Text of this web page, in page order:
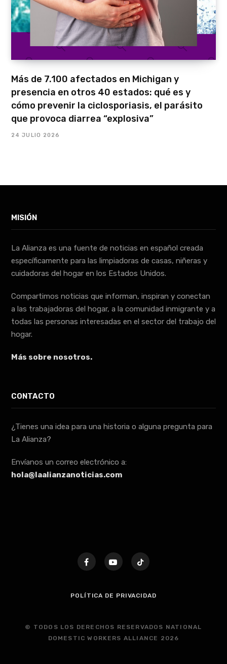
Más de 7.100 afectados en Michigan y
presencia en otros 40 estados: qué es y
cómo prevenir la ciclosporiasis, el parásito
que provoca diarrea “explosiva”
24 JULIO 2026
MISIÓN
La Alianza es una fuente de noticias en español creada
específicamente para las limpiadoras de casas, niñeras y
cuidadoras del hogar en los Estados Unidos.
Compartimos noticias que informan, inspiran y conectan
a las trabajadoras del hogar, a la comunidad inmigrante y a
todas las personas interesadas en el sector del trabajo del
hogar.
Más sobre nosotros.
CONTACTO
¿Tienes una idea para una historia o alguna pregunta para
La Alianza?
Envíanos un correo electrónico a:
hola@laalianzanoticias.com
POLÍTICA DE PRIVACIDAD
© TODOS LOS DERECHOS RESERVADOS NATIONAL
DOMESTIC WORKERS ALLIANCE 2026